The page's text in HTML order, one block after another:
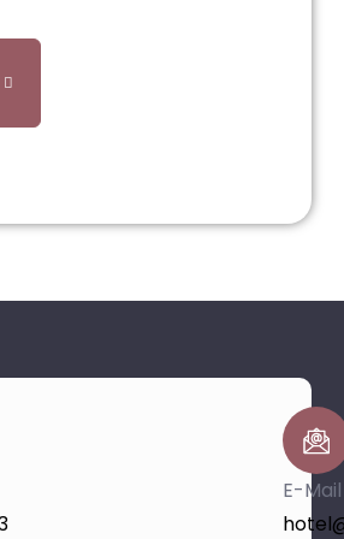
E-Mail